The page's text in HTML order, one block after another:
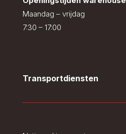
Maandag – vrijdag
7:30 – 17:00
Transportdiensten